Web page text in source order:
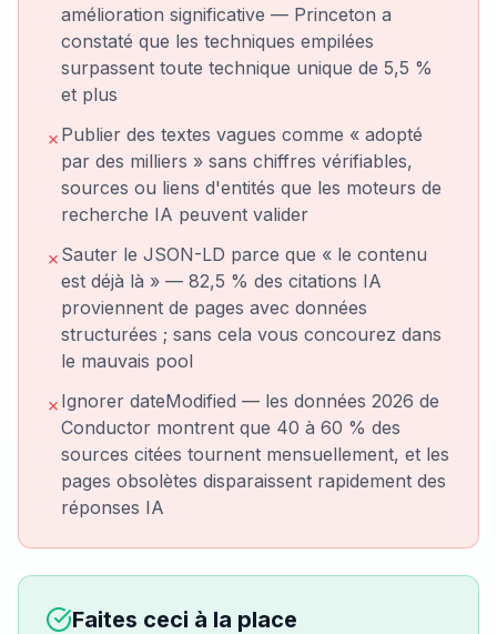
amélioration significative — Princeton a
constaté que les techniques empilées
surpassent toute technique unique de 5,5 %
et plus
✗ Publier des textes vagues comme « adopté
par des milliers » sans chiffres vérifiables,
sources ou liens d'entités que les moteurs de
recherche IA peuvent valider
✗ Sauter le JSON-LD parce que « le contenu
est déjà là » — 82,5 % des citations IA
proviennent de pages avec données
structurées ; sans cela vous concourez dans
le mauvais pool
✗ Ignorer dateModified — les données 2026 de
Conductor montrent que 40 à 60 % des
sources citées tournent mensuellement, et les
pages obsolètes disparaissent rapidement des
réponses IA
Faites ceci à la place